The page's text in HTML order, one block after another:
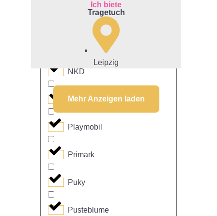
Nickelodeon
NKD
NUK
Playmobil
Primark
Puky
Pusteblume
Ich biete
Tragetuch
Leipzig
Mehr Anzeigen laden